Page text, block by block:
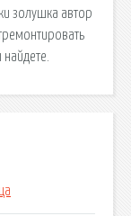
золушка автор